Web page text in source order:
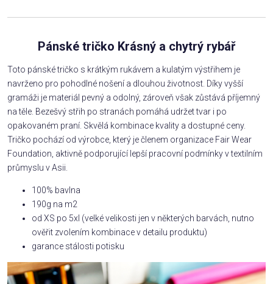
Pánské tričko Krásný a chytrý rybář
Toto pánské tričko s krátkým rukávem a kulatým výstřihem je
navrženo pro pohodlné nošení a dlouhou životnost. Díky vyšší
gramáži je materiál pevný a odolný, zároveň však zůstává příjemný
na těle. Bezešvý střih po stranách pomáhá udržet tvar i po
opakovaném praní. Skvělá kombinace kvality a dostupné ceny.
Tričko pochází od výrobce, který je členem organizace Fair Wear
Foundation, aktivně podporující lepší pracovní podmínky v textilním
průmyslu v Asii.
100% bavlna
190g na m2
od XS po 5xl (velké velikosti jen v některých barvách, nutno
ověřit zvolením kombinace v detailu produktu)
garance stálosti potisku